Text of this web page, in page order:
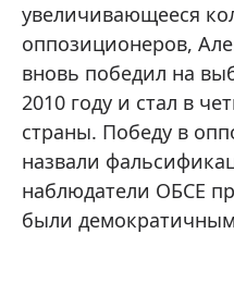
увеличивающееся
оппозиционеров,
вновь победил на
2010 году и стал в
страны. Победу в
назвали
наблюдатели ОБСЕ
были